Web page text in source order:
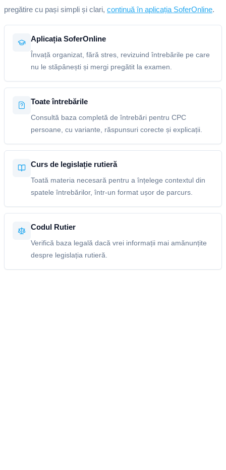
pregătire cu pași simpli și clari, continuă în aplicația SoferOnline.
Aplicația SoferOnline
Învață organizat, fără stres, revizuind întrebările pe care
nu le stăpânești și mergi pregătit la examen.
Toate întrebările
Consultă baza completă de întrebări pentru CPC
persoane, cu variante, răspunsuri corecte și explicații.
Curs de legislație rutieră
Toată materia necesară pentru a înțelege contextul din
spatele întrebărilor, într-un format ușor de parcurs.
Codul Rutier
Verifică baza legală dacă vrei informații mai amănunțite
despre legislația rutieră.